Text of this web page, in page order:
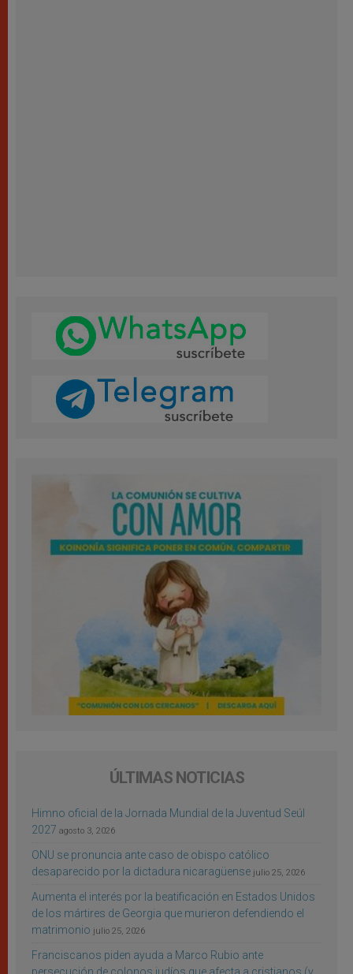
ÚLTIMAS NOTICIAS
Himno oficial de la Jornada Mundial de la Juventud Seúl
2027 agosto 3, 2026
ONU se pronuncia ante caso de obispo católico
desaparecido por la dictadura nicaragüense julio 25, 2026
Aumenta el interés por la beatificación en Estados Unidos
de los mártires de Georgia que murieron defendiendo el
matrimonio julio 25, 2026
Franciscanos piden ayuda a Marco Rubio ante